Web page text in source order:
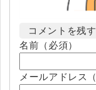
コメントを残す
名前（必須）
メールアドレス